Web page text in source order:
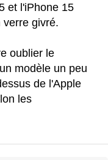
et l'iPhone 15
verre givré.
oublier le
modèle un peu
de l'Apple
les